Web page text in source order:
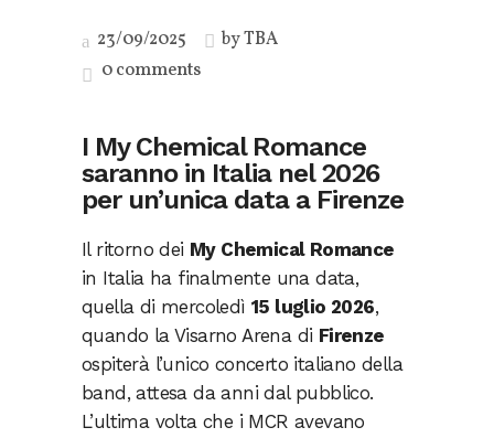
23/09/2025 byTBA
0 comments
I My Chemical Romance
saranno in Italia nel 2026
per un’unica data a Firenze
Il ritorno dei My Chemical Romance
in Italia ha finalmente una data,
quella di mercoledì 15 luglio 2026,
quando la Visarno Arena di Firenze
ospiterà l’unico concerto italiano della
band, attesa da anni dal pubblico.
L’ultima volta che i MCR avevano